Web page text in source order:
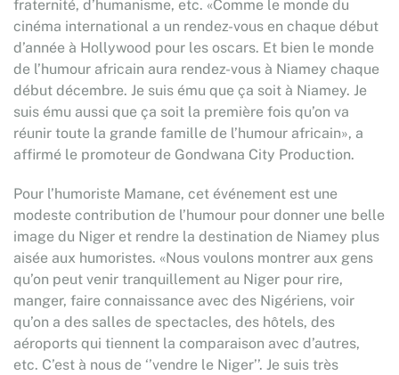
fraternité, d’humanisme, etc. «Comme le monde du
cinéma international a un rendez-vous en chaque début
d’année à Hollywood pour les oscars. Et bien le monde
de l’humour africain aura rendez-vous à Niamey chaque
début décembre. Je suis ému que ça soit à Niamey. Je
suis ému aussi que ça soit la première fois qu’on va
réunir toute la grande famille de l’humour africain», a
affirmé le promoteur de Gondwana City Production.
Pour l’humoriste Mamane, cet événement est une
modeste contribution de l’humour pour donner une belle
image du Niger et rendre la destination de Niamey plus
aisée aux humoristes. «Nous voulons montrer aux gens
qu’on peut venir tranquillement au Niger pour rire,
manger, faire connaissance avec des Nigériens, voir
qu’on a des salles de spectacles, des hôtels, des
aéroports qui tiennent la comparaison avec d’autres,
etc. C’est à nous de ‘’vendre le Niger’’. Je suis très